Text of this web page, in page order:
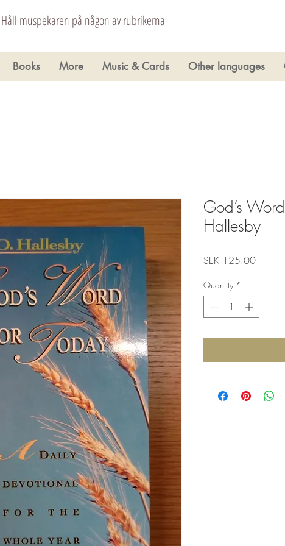
muspekaren på någon av rubrikerna
Books More Music & Cards Other languages
God’s
Hallesby
SEK 125.00Price
Quantity *